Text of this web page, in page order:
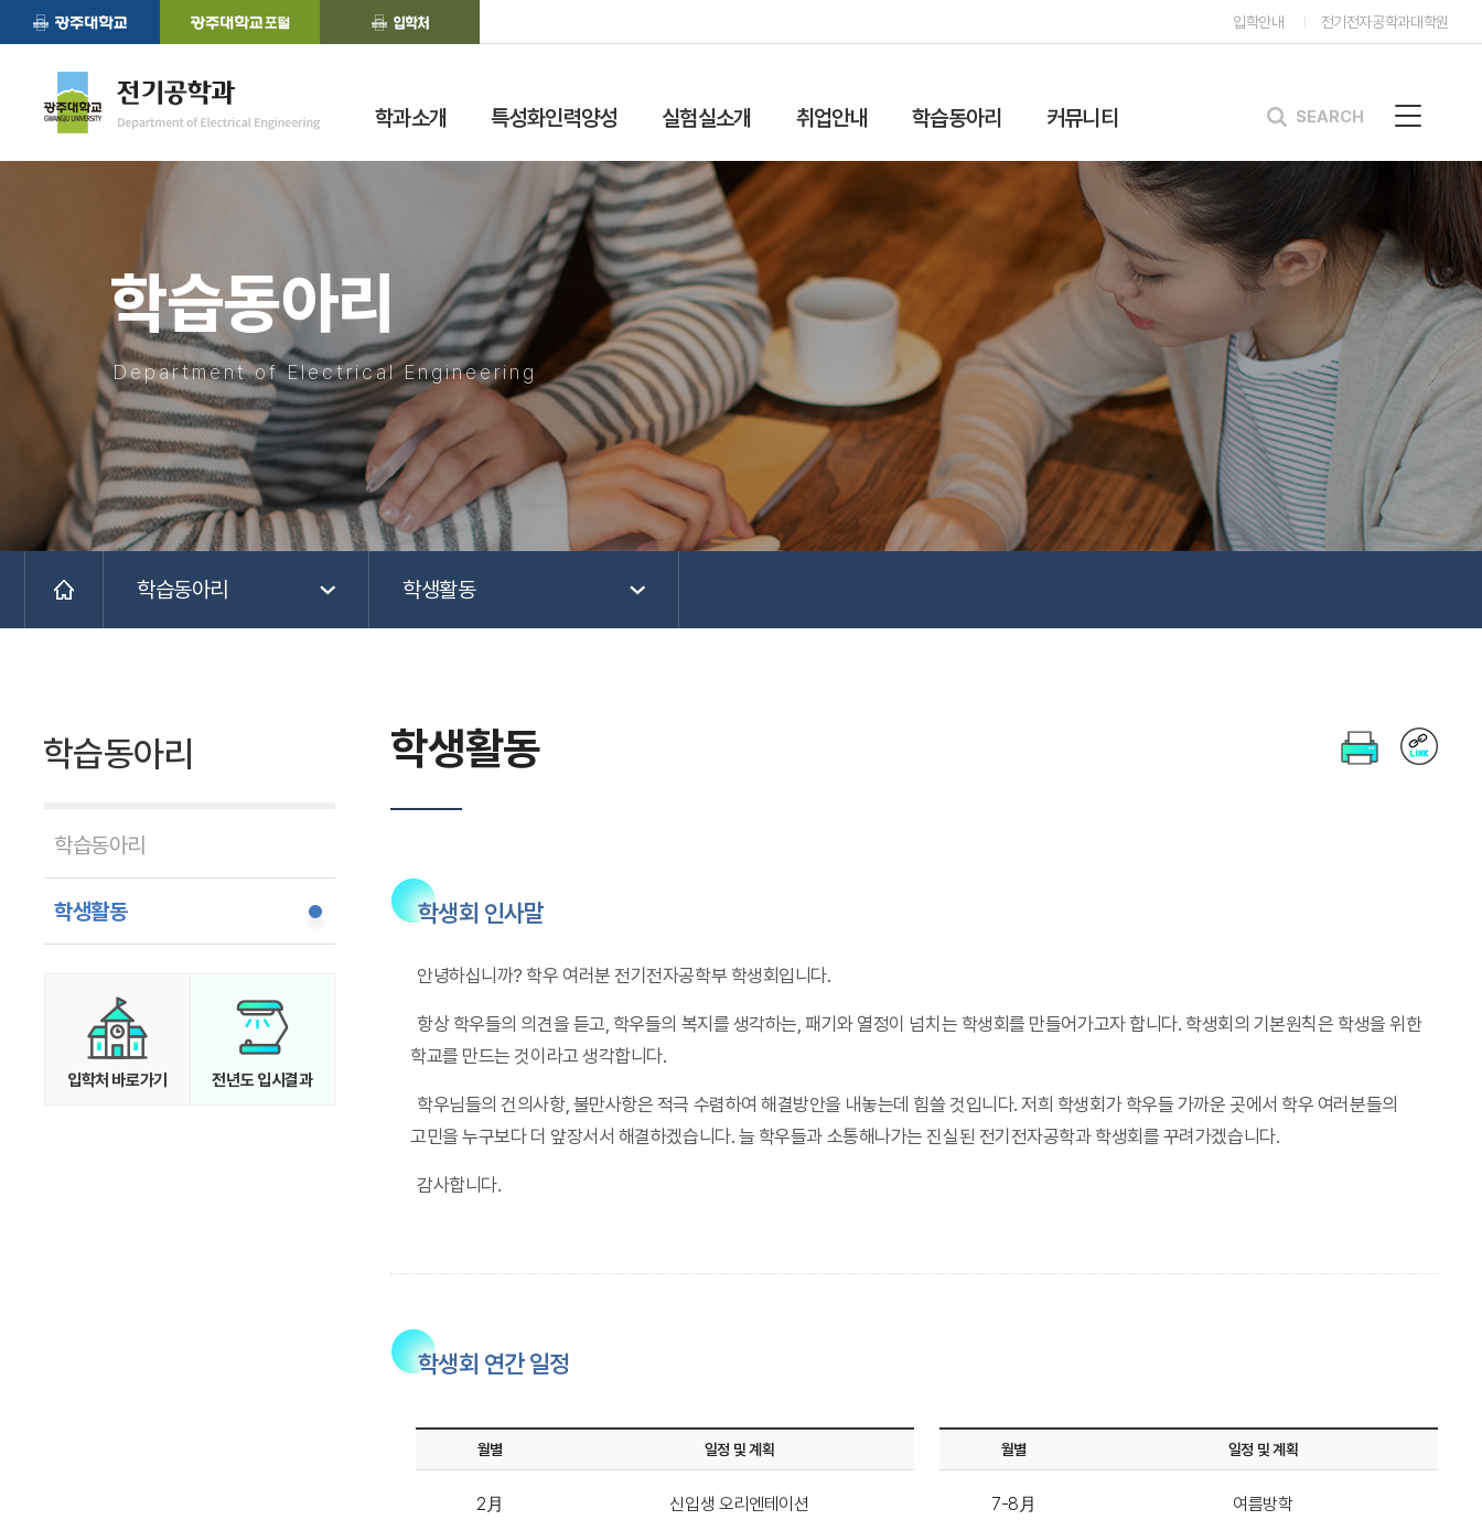
입학안내 전기전자공학과대학원
SEARCH
학과소개 특성화인력양성 실험실소개 취업안내 학습동아리 커뮤니티
학습동아리
Department of Electrical Engineering
학습동아리 학생활동
학습동아리
학습동아리
학생활동
입학처 바로가기 전년도 입시결과
학생활동
학생회 인사말
안녕하십니까? 학우 여러분 전기전자공학부 학생회입니다.
항상 학우들의 의견을 듣고, 학우들의 복지를 생각하는, 패기와 열정이 넘치는 학생회를 만들어가고자 합니다. 학생회의 기본원칙은 학생을 위한
학교를 만드는 것이라고 생각합니다.
학우님들의 건의사항, 불만사항은 적극 수렴하여 해결방안을 내놓는데 힘쓸 것입니다. 저희 학생회가 학우들 가까운 곳에서 학우 여러분들의
고민을 누구보다 더 앞장서서 해결하겠습니다. 늘 학우들과 소통해나가는 진실된 전기전자공학과 학생회를 꾸려가겠습니다.
감사합니다.
학생회 연간 일정
월별 일정 및 계획
2月 신입생 오리엔테이션
월별 일정 및 계획
7-8月 여름방학